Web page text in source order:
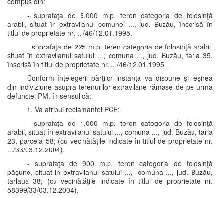
- suprafaţa de 5.000 m.p. teren categoria de folosinţă
arabil, situat în extravilanul comunei ..., jud. Buzău, înscrisă în
titlul de proprietate nr. .../46/12.01.1995.
- suprafaţa de 225 m.p. teren categoria de folosinţă arabil,
situat în extravilanul satului ..., comuna ..., jud. Buzău, tarla 35,
înscrisă în titlul de proprietate nr. .../46/12.01.1995.
Conform înţelegerii părţilor instanţa va dispune şi ieşirea
din indiviziune asupra terenurilor extravilane rămase de pe urma
defunctei PM, în sensul că:
1. Va atribui reclamantei PCE:
- suprafaţa de 1.000 m.p. teren categoria de folosinţă
arabil, situat în extravilanul satului ..., comuna ..., jud. Buzău, tarla
23, parcela 58; (cu vecinătăţile indicate în titlul de proprietate nr.
.../33/03.12.2004).
- suprafaţa de 900 m.p. teren categoria de folosinţă
păşune, situat in extravilanul satului ..., comuna ..., jud. Buzău,
tarlaua 38; (cu vecinătăţile indicate în titlul de proprietate nr.
58399/33/03.12.2004).